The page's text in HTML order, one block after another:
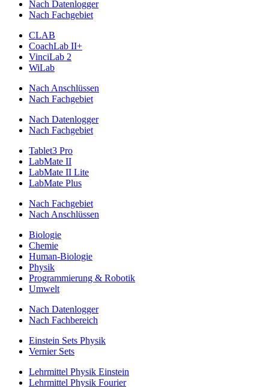
Nach Datenlogger
Nach Fachgebiet
CLAB
CoachLab II+
VinciLab 2
WiLab
Nach Anschlüssen
Nach Fachgebiet
Nach Datenlogger
Nach Fachgebiet
Tablet3 Pro
LabMate II
LabMate II Lite
LabMate Plus
Nach Fachgebiet
Nach Anschlüssen
Biologie
Chemie
Human-Biologie
Physik
Programmierung & Robotik
Umwelt
Nach Datenlogger
Nach Fachbereich
Einstein Sets Physik
Vernier Sets
Lehrmittel Physik Einstein
Lehrmittel Physik Fourier